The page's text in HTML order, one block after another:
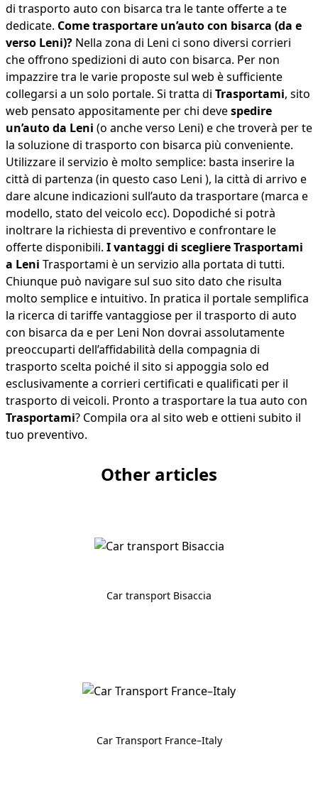
di trasporto auto con bisarca tra le tante offerte a te
dedicate. Come trasportare un’auto con bisarca (da e
verso Leni)? Nella zona di Leni ci sono diversi corrieri
che offrono spedizioni di auto con bisarca. Per non
impazzire tra le varie proposte sul web è sufficiente
collegarsi a un solo portale. Si tratta di Trasportami, sito
web pensato appositamente per chi devespedire
un’auto da Leni (o anche verso Leni) e che troverà per te
la soluzione di trasporto con bisarca più conveniente.
Utilizzare il servizio è molto semplice: basta inserire la
città di partenza (in questo caso Leni ), la città di arrivo e
dare alcune indicazioni sull’auto da trasportare (marca e
modello, stato del veicolo ecc). Dopodiché si potrà
inoltrare la richiesta di preventivo e confrontare le
offerte disponibili. I vantaggi di scegliere Trasportami
a Leni Trasportami è un servizio alla portata di tutti.
Chiunque può navigare sul suo sito dato che risulta
molto semplice e intuitivo. In pratica il portale semplifica
la ricerca di tariffe vantaggiose per il trasporto di auto
con bisarca da e per Leni Non dovrai assolutamente
preoccuparti dell’affidabilità della compagnia di
trasporto scelta poiché il sito si appoggia solo ed
esclusivamente a corrieri certificati e qualificati per il
trasporto di veicoli. Pronto a trasportare la tua auto con
Trasportami? Compila ora al sito web e ottieni subito il
tuo preventivo.
Other articles
Car transport Bisaccia
Car Transport France–Italy